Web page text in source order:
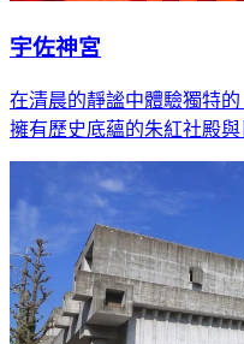
宇佐神宮
在清晨的靜謐中體驗獨特
擁有歷史底蘊的朱紅社殿